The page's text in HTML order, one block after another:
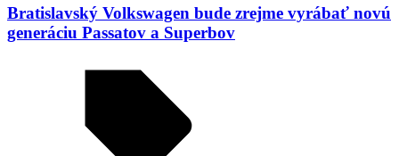
Bratislavský Volkswagen bude zrejme vyrábať novú
generáciu Passatov a Superbov